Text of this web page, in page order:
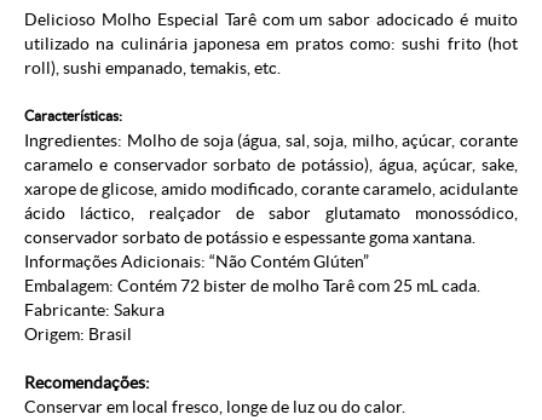
Delicioso Molho Especial Tarê com um sabor adocicado é muito
utilizado na culinária japonesa em pratos como: sushi frito (hot
roll), sushi empanado, temakis, etc.
Características:
Ingredientes: Molho de soja (água, sal, soja, milho, açúcar, corante
caramelo e conservador sorbato de potássio), água, açúcar, sake,
xarope de glicose, amido modificado, corante caramelo, acidulante
ácido láctico, realçador de sabor glutamato monossódico,
conservador sorbato de potássio e espessante goma xantana.
Informações Adicionais: “Não Contém Glúten”
Embalagem: Contém 72 bister de molho Tarê com 25 mL cada.
Fabricante: Sakura
Origem: Brasil
Recomendações:
Conservar em local fresco, longe de luz ou do calor.